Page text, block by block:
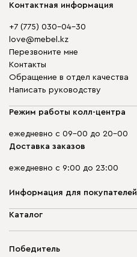
Контактная информация
+7 (775) 030-04-30
love@mebel.kz
Перезвоните мне
Контакты
Обращение в отдел качества
Написать руководству
Режим работы колл-центра
ежедневно с 09-00 до 20-00
Доставка заказов
ежедневно с 9:00 до 23:00
Информация для покупателей
О компании
Гарантия
Каталог
Корпусная мебель
Победитель